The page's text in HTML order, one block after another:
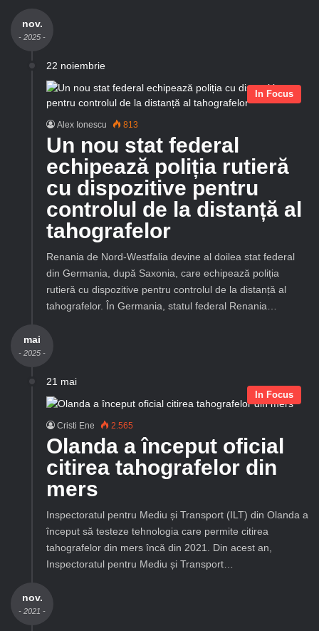
nov.
- 2025 -
22 noiembrie
In Focus
Alex Ionescu 813
Un nou stat federal
echipează poliția rutieră
cu dispozitive pentru
controlul de la distanță al
tahografelor
Renania de Nord-Westfalia devine al doilea stat federal
din Germania, după Saxonia, care echipează poliția
rutieră cu dispozitive pentru controlul de la distanță al
tahografelor. În Germania, statul federal Renania…
mai
- 2025 -
21 mai
In Focus
Cristi Ene 2.565
Olanda a început oficial
citirea tahografelor din
mers
Inspectoratul pentru Mediu și Transport (ILT) din Olanda a
început să testeze tehnologia care permite citirea
tahografelor din mers încă din 2021. Din acest an,
Inspectoratul pentru Mediu și Transport…
nov.
- 2021 -